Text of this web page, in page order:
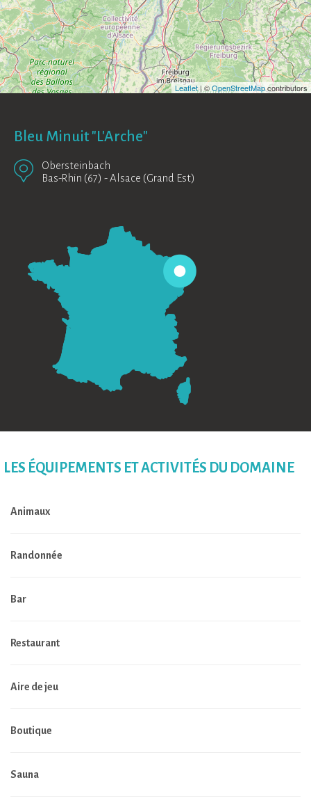
Leaflet| ©OpenStreetMapcontributors
Bleu Minuit "L'Arche"
Obersteinbach
Bas-Rhin (67) -Alsace (Grand Est)
LES ÉQUIPEMENTS ET ACTIVITÉS DU DOMAINE
Animaux
Randonnée
Bar
Restaurant
Aire de jeu
Boutique
Sauna